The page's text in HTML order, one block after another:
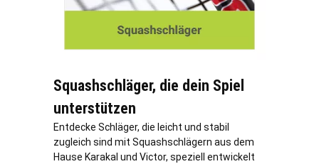
Squashschläger, die dein Spiel
unterstützen
Entdecke Schläger, die leicht und stabil
zugleich sind mit Squashschlägern aus dem
Hause Karakal und Victor, speziell entwickelt